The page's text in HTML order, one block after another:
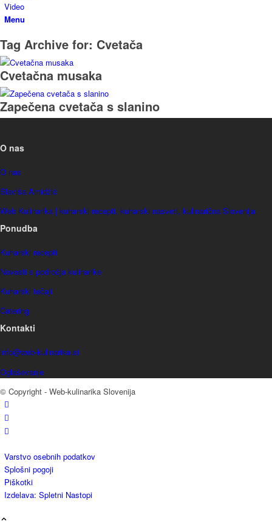
Video
Menu
Tag Archive for: Cvetača
Cvetačna musaka
Zapečena cvetača s slanino
O nas
O nas
Slaviša Amidžić
Web Kulinarika | kuharski recepti, kuharski nasveti, kulinarična Slovenija
Ponudba
Kuharski recepti
Novosti s področja kulinarike
Kuharski tečaji
Catering
Kontakti
info@web-kulinarika.si
Oglaševanje
© Copyright - Web-kulinarika Slovenija
Varstvo osebnih podatkov
Splošni pogoji
Piškotki
Izdelava: Spletni Nastopi